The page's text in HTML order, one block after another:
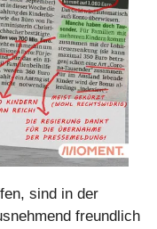
sind in der
freundlich